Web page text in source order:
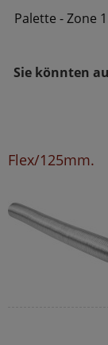
Palette - Zone
Sie könnten
Flex/125mm.